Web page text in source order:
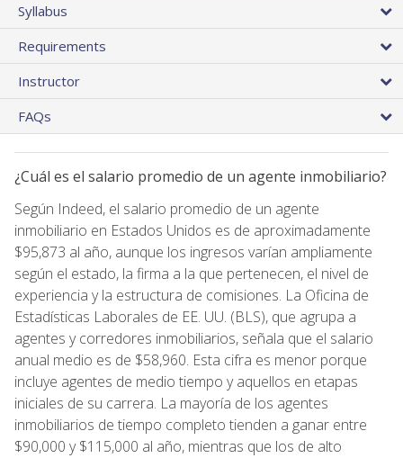
Syllabus
Requirements
Instructor
FAQs
¿Cuál es el salario promedio de un agente inmobiliario?
Según Indeed, el salario promedio de un agente
inmobiliario en Estados Unidos es de aproximadamente
$95,873 al año, aunque los ingresos varían ampliamente
según el estado, la firma a la que pertenecen, el nivel de
experiencia y la estructura de comisiones. La Oficina de
Estadísticas Laborales de EE. UU. (BLS), que agrupa a
agentes y corredores inmobiliarios, señala que el salario
anual medio es de $58,960. Esta cifra es menor porque
incluye agentes de medio tiempo y aquellos en etapas
iniciales de su carrera. La mayoría de los agentes
inmobiliarios de tiempo completo tienden a ganar entre
$90,000 y $115,000 al año, mientras que los de alto